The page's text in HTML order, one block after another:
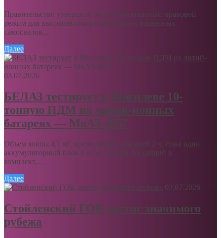
Правительство утвердило экспериментальный правовой
режим для высокоавтоматизированных карьерных
самосвалов....
Далее
03.07.2026
БЕЛАЗ тестирует в Могилеве 10-
тонную ПДМ на литий-ионных
батареях — МоАЗ-4057
Объем ковша 4,1 м³, время зарядки батарей 2 ч, пока один
аккумуляторный блок в деле, второй, входящий в
комплект,...
Далее
03.07.2026
Стойленский ГОК достиг значимого
рубежа